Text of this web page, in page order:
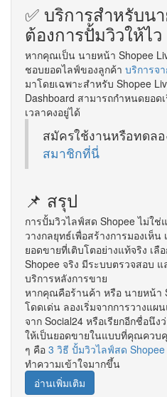
✅ บริการสำหรับน
ต้องการปั้มวิวให้ไว
หากคุณเป็น นายหน้า Shopee
ชอบยอดไลฟ์ของลูกค้า บริการจ
มาโดยเฉพาะสำหรับ Shopee
Dashboard สามารถกำหนดยอด
เวลาคงอยู่ได้
สมัครใช้งานหรือทดล
สมาชิกที่นี่
📌 สรุป
การปั้มวิวไลฟ์สด Shopee ไม่ใช่
วางกลยุทธ์เพื่อสร้างการมองเห็
ยอดขายที่เติบโตอย่างแท้จริง เลื
Shopee จริง มีระบบตรวจสอบ
บริการหลังการขาย
หากคุณคือร้านค้า หรือ นายหน้า
โดดเด่น ลองเริ่มจากการวางแ
จาก Social24 หรือเรียกอีกชื่อนึง
ให้เป็นยอดขายในแบบที่คุณควบ
ๆ คือ 3 วิธี ปั้มวิวไลฟ์สด Shopee
ทำความเข้าใจมากขึ้น
อ่านเพิ่มเติม